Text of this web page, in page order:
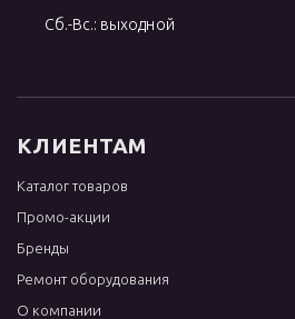
Сб.-Вс.: выходной
КЛИЕНТАМ
Каталог товаров
Промо-акции
Бренды
Ремонт оборудования
О компании